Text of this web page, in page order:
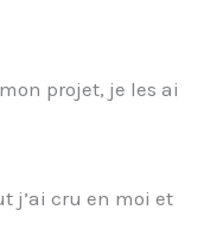
projet, je les ai
j’ai cru en moi et